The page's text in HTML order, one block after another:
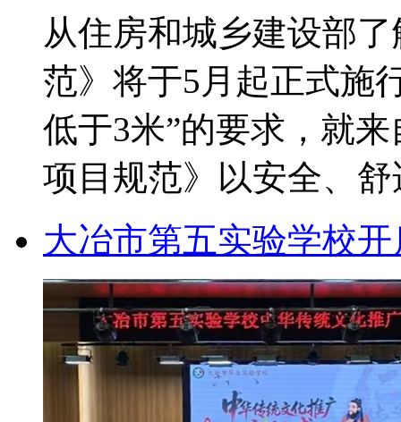
从住房和城乡建设部
范》将于5月起正式施
低于3米”的要求，就
项目规范》以安全、
大冶市第五实验学校